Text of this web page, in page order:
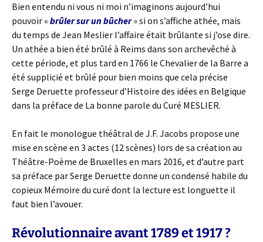
Bien entendu ni vous ni moi n’imaginons aujourd’hui
pouvoir « brûler sur un bûcher » si on s’affiche athée, mais
du temps de Jean Meslier l’affaire était brûlante si j’ose dire.
Un athée a bien été brûlé à Reims dans son archevêché à
cette période, et plus tard en 1766 le Chevalier de la Barre a
été supplicié et brûlé pour bien moins que cela précise
Serge Deruette professeur d’Histoire des idées en Belgique
dans la préface de La bonne parole du Curé MESLIER.
En fait le monologue théâtral de J.F. Jacobs propose une
mise en scène en 3 actes (12 scènes) lors de sa création au
Théâtre-Poème de Bruxelles en mars 2016, et d’autre part
sa préface par Serge Deruette donne un condensé habile du
copieux Mémoire du curé dont la lecture est longuette il
faut bien l’avouer.
Révolutionnaire avant 1789 et 1917 ?